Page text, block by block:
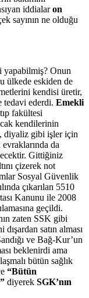
iddialaron
sayının ne olduğu
yapabilmiş? Onun
ülkede eskiden de
kendisi üretir,
tedavi ederdi. Emekli
fakültesi
kendilerinin
diyaliz gibi işler için
da
Gittiğiniz
çizerek not
Sosyal Güvenlik
çıkarılan 5510
Kanunu ile 2008
geçildi.
zaten SSK gibi
satın alması
ve Bağ-Kur’un
beklenirdi ama
bütün sağlık
“Bütün
diyerek SGK’nın